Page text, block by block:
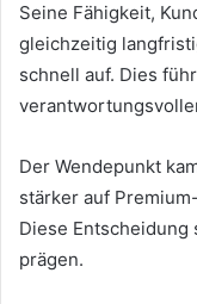
Seine Fähigkeit,
gleichzeitig
schnell auf. Dies
Der Wendepunkt
stärker auf
Diese
prägen.